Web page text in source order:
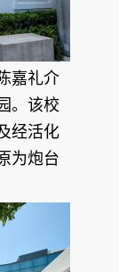
嘉礼介
。该校
经活化
为炮台